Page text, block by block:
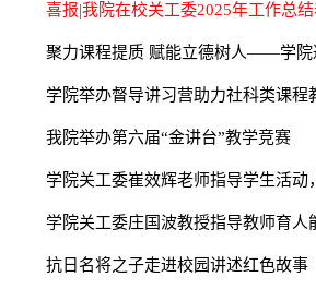
喜报|我院在校关工委2025年工作总
聚力课程提质 赋能立德树人——学院
学院举办督导讲习营助力社科类课程
我院举办第六届“金讲台”教学竞赛
学院关工委崔效辉老师指导学生活动
学院关工委庄国波教授指导教师育人
抗日名将之子走进校园讲述红色故事